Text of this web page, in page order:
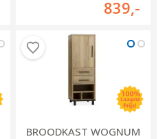
839,-
BROODKAST WOGNUM